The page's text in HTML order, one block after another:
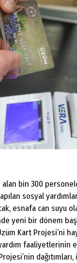
alan bin 300
sosyal
esnafa can suyu
yeni bir dönem
Kart Projesi’ni
faaliyetlerinin